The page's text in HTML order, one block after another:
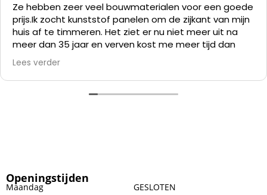
Ze hebben zeer veel bouwmaterialen voor een goede
prijs.Ik zocht kunststof panelen om de zijkant van mijn
huis af te timmeren. Het ziet er nu niet meer uit na
meer dan 35 jaar en verven kost me meer tijd dan
alles er af slopen en die kunststof panelen er op
zetten.
Lees verder
Openingstijden
Maandag
GESLOTEN